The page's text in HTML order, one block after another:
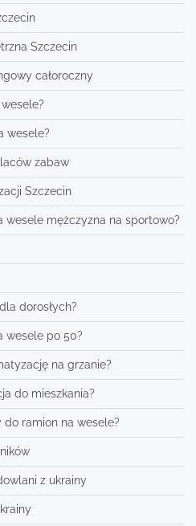
Szczecin
całoroczny
wesele?
zabaw
Szczecin
wesele mężczyzna na sportowo?
dorosłych?
wesele po 50?
na grzanie?
do mieszkania?
do ramion na wesele?
z ukrainy